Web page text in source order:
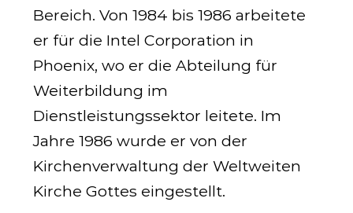
Bereich. Von 1984 bis 1986 arbeitete
er für die Intel Corporation in
Phoenix, wo er die Abteilung für
Weiterbildung im
Dienstleistungssektor leitete. Im
Jahre 1986 wurde er von der
Kirchenverwaltung der Welt­weiten
Kirche Gottes eingestellt.